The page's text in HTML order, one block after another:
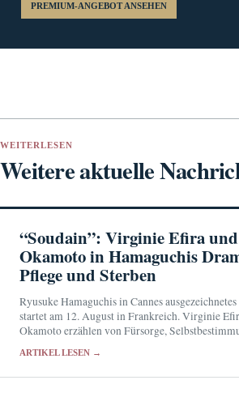
PREMIUM-ANGEBOT ANSEHEN
WEITERLESEN
Weitere aktuelle
“Soudain”: Virginie Efira
Okamoto in Hamaguchis
Pflege und Sterben
Ryusuke Hamaguchis in Cannes
startet am 12. August in Frankreich. Virginie
Okamoto erzählen von Fürsorge,
ARTIKEL LESEN →